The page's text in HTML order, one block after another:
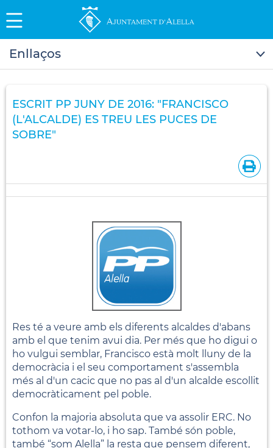
Enllaços
ESCRIT PP JUNY DE 2016: "FRANCISCO
(L'ALCALDE) ES TREU LES PUCES DE
SOBRE"
Res té a veure amb els diferents alcaldes d'abans
amb el que tenim avui dia. Per més que ho digui o
ho vulgui semblar, Francisco està molt lluny de la
democràcia i el seu comportament s'assembla
més al d'un cacic que no pas al d'un alcalde escollit
democràticament pel poble.
Confon la majoria absoluta que va assolir ERC. No
tothom va votar-lo, i ho sap. També són poble,
també “som Alella” la resta que pensem diferent,